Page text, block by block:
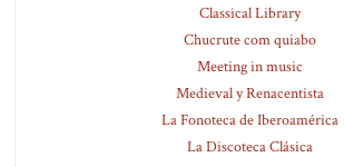
Classical Library
Chucrute com quiabo
Meeting in music
Medieval y Renacentista
La Fonoteca de Iberoamérica
La Discoteca Clásica